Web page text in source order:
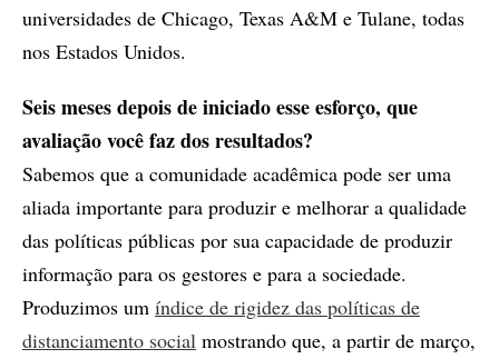
universidades de Chicago, Texas A&M e Tulane, todas
nos Estados Unidos.
Seis meses depois de iniciado esse esforço, que
avaliação você faz dos resultados?
Sabemos que a comunidade acadêmica pode ser uma
aliada importante para produzir e melhorar a qualidade
das políticas públicas por sua capacidade de produzir
informação para os gestores e para a sociedade.
Produzimos um índice de rigidez das políticas de
distanciamento social mostrando que, a partir de março,